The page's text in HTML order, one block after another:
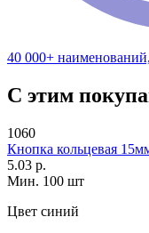
40 000+
С этим
1060
Кнопка кольцевая
5.03 р.
Мин. 100 шт
Цвет синий